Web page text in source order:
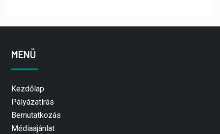
MENÜ
Kezdőlap
Pályázatírás
Bemutatkozás
Médiaajánlat